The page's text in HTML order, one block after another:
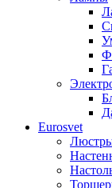
Eurosvet